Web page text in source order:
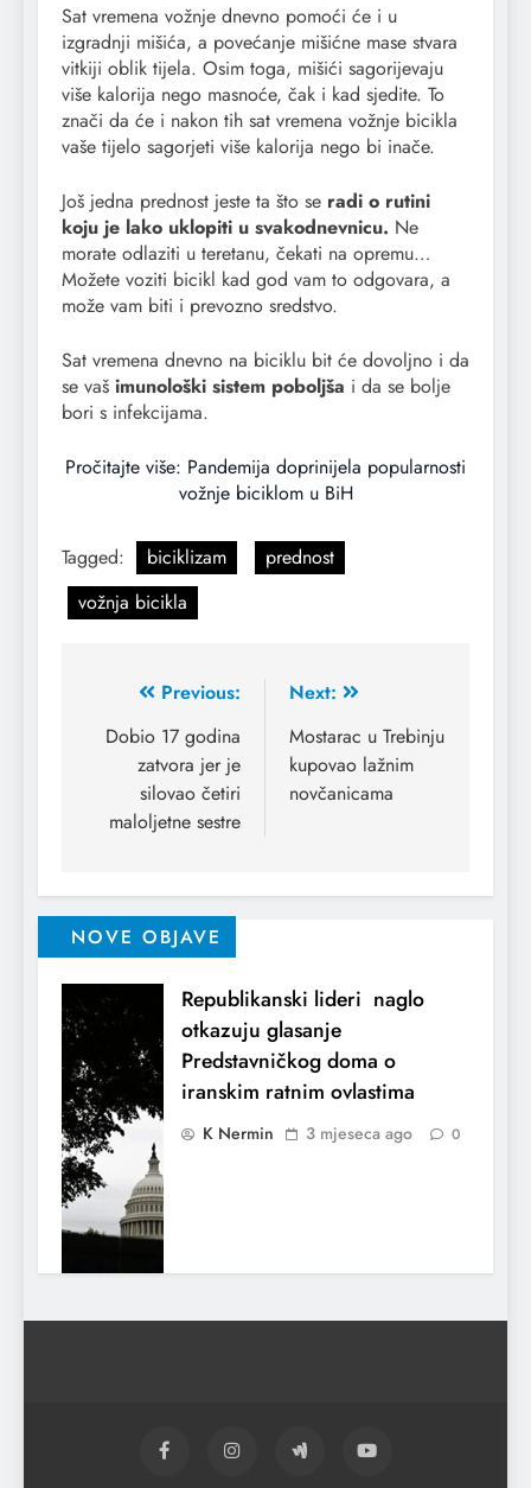
Sat vremena vožnje dnevno pomoći će i u
izgradnji mišića, a povećanje mišićne mase stvara
vitkiji oblik tijela. Osim toga, mišići sagorijevaju
više kalorija nego masnoće, čak i kad sjedite. To
znači da će i nakon tih sat vremena vožnje bicikla
vaše tijelo sagorjeti više kalorija nego bi inače.
Još jedna prednost jeste ta što se radi o rutini
koju je lako uklopiti u svakodnevnicu. Ne
morate odlaziti u teretanu, čekati na opremu…
Možete voziti bicikl kad god vam to odgovara, a
može vam biti i prevozno sredstvo.
Sat vremena dnevno na biciklu bit će dovoljno i da
se vaš imunološki sistem poboljša i da se bolje
bori s infekcijama.
Pročitajte više: Pandemija doprinijela popularnosti
vožnje biciklom u BiH
Tagged: biciklizam
prednost
vožnja bicikla
Previous:
Dobio 17 godina
zatvora jer je
silovao četiri
maloljetne sestre
Next:
Mostarac u Trebinju
kupovao lažnim
novčanicama
NOVE OBJAVE
Republikanski lideri naglo
otkazuju glasanje
Predstavničkog doma o
iranskim ratnim ovlastima
K Nermin 3 mjeseca ago 0
El Nino utiče na živote stotina miliona